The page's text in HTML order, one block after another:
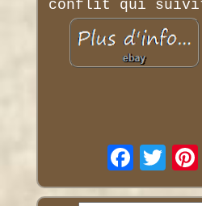
conflit qui